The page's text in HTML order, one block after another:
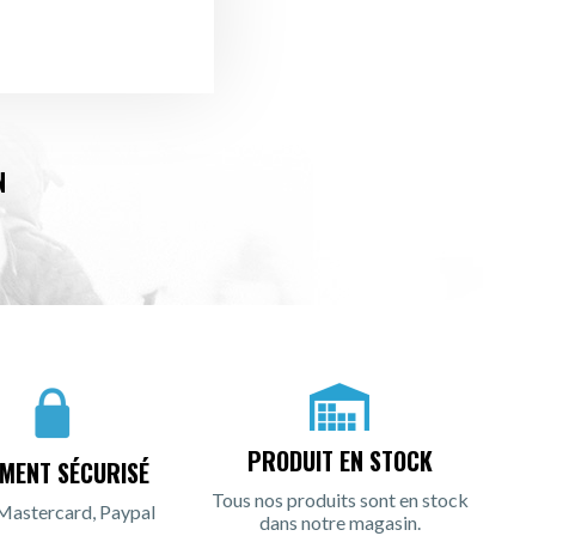
SÉCURISÉ
Paypal
PRODUIT EN STOCK
Tous nos produits sont en stock
dans notre magasin.